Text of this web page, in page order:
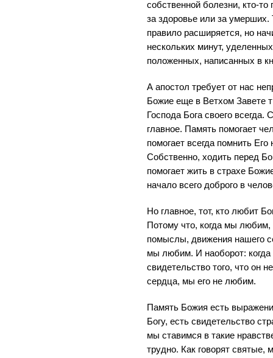
собственной болезни, кто-
за здоровье или за
правило расширяется, но
нескольких минут,
положенных, написанных в
А апостол требует от нас
Божие еще в Ветхом Завете
Господа Бога своего всегда.
главное. Память помогает
помогает всегда помнить
Собственно, ходить перед
помогает жить в страхе
начало всего доброго в
Но главное, тот, кто любит
Потому что, когда мы
помыслы, движения нашего
мы любим. И наоборот:
свидетельство того, что он
сердца, мы его не любим.
Память Божия есть
Богу, есть свидетельство
мы ставимся в такие
трудно. Как говорят святые,